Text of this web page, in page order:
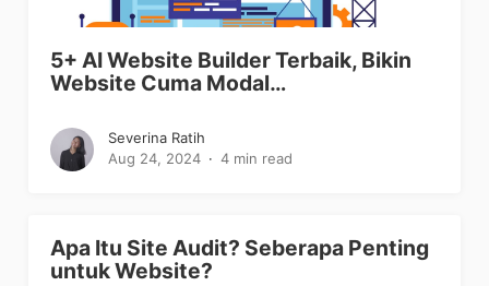
5+ AI Website Builder Terbaik, Bikin
Website Cuma Modal…
Severina Ratih
Aug 24, 2024
4 min read
Apa Itu Site Audit? Seberapa Penting
untuk Website?